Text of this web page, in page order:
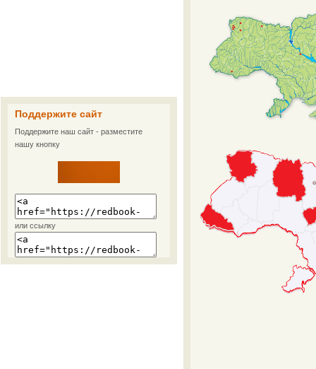
Поддержите сайт
Поддержите наш сайт - разместите
нашу кнопку
или ссылку